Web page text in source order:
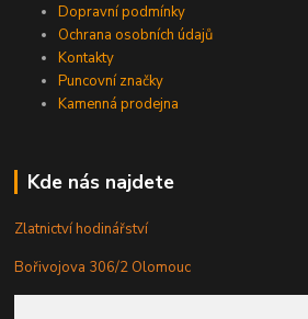
Dopravní podmínky
Ochrana osobních údajů
Kontakty
Puncovní značky
Kamenná prodejna
Kde nás najdete
Zlatnictví hodinářství
Bořivojova 306/2 Olomouc